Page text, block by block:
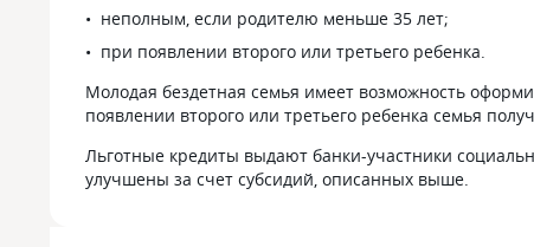
про платеж,
и этапы
не
что
Ипотека все
неполным, если родителю меньше 35 лет;
при появлении второго или третьего ребенка.
Молодая бездетная семья имеет возможность
появлении второго или третьего ребенка семья
Льготные кредиты выдают банки-участники
улучшены за счет субсидий, описанных выше.